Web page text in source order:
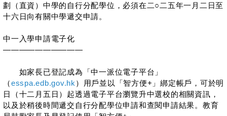
劃（直資）中學的自行分配學位，必須在二○二五年一月二日至
十六日向有關中學遞交申請。
中一入學申請電子化
——————————
如家長已登記成為「中一派位電子平台」
（esspa.edb.gov.hk ）用戶並以「智方便+」綁定帳戶，可於明
日（十二月五日）起透過電子平台瀏覽升中選校的相關資訊，
以及於稍後時間遞交自行分配學位申請和查閱申請結果。教育